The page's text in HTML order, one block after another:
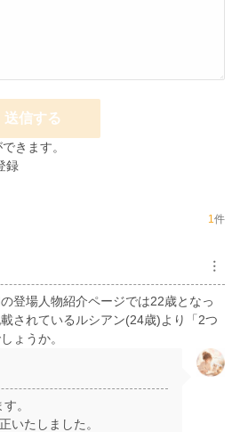
件
)
送信する
きます。
録
1件
︙
登場人物紹介ページでは22歳となっ
されているルシアン(24歳)より「2つ
ょうか。
。
いたしました。